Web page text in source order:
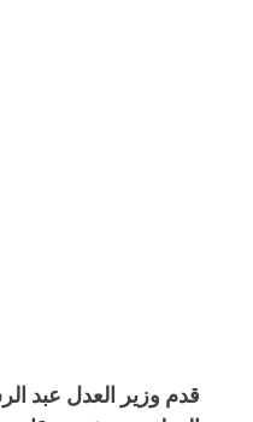
قدم وزير العدل عبد